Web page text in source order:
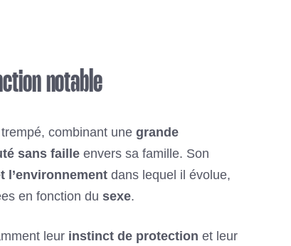
notable
combinant une grande
sans failleenvers sa famille. Son
l’environnementdans lequel il évolue,
en fonction du sexe.
leur instinct de protection et leur